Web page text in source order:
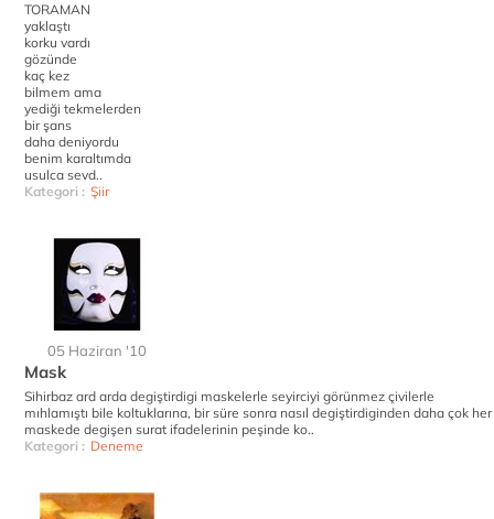
TORAMAN
yaklaştı
korku vardı
gözünde
kaç kez
bilmem ama
yediği tekmelerden
bir şans
daha deniyordu
benim karaltımda
usulca sevd..
Kategori : Şiir
05 Haziran '10
Mask
Sihirbaz ard arda degiştirdigi maskelerle seyirciyi görünmez çivilerle
mıhlamıştı bile koltuklarına, bir süre sonra nasıl degiştirdiginden daha çok her
maskede degişen surat ifadelerinin peşinde ko..
Kategori : Deneme